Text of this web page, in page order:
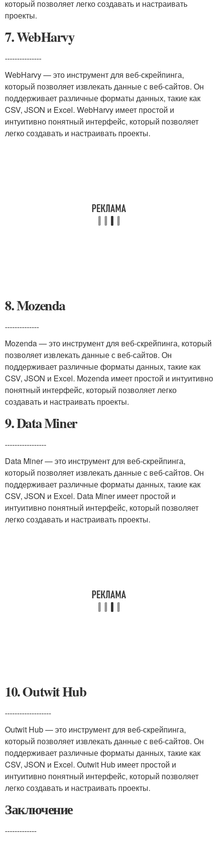
который позволяет легко создавать и настраивать
проекты.
7. WebHarvy
---------------
WebHarvy — это инструмент для веб-скрейпинга,
который позволяет извлекать данные с веб-сайтов. Он
поддерживает различные форматы данных, такие как
CSV, JSON и Excel. WebHarvy имеет простой и
интуитивно понятный интерфейс, который позволяет
легко создавать и настраивать проекты.
8. Mozenda
--------------
Mozenda — это инструмент для веб-скрейпинга, который
позволяет извлекать данные с веб-сайтов. Он
поддерживает различные форматы данных, такие как
CSV, JSON и Excel. Mozenda имеет простой и интуитивно
понятный интерфейс, который позволяет легко
создавать и настраивать проекты.
9. Data Miner
-----------------
Data Miner — это инструмент для веб-скрейпинга,
который позволяет извлекать данные с веб-сайтов. Он
поддерживает различные форматы данных, такие как
CSV, JSON и Excel. Data Miner имеет простой и
интуитивно понятный интерфейс, который позволяет
легко создавать и настраивать проекты.
10. Outwit Hub
-------------------
Outwit Hub — это инструмент для веб-скрейпинга,
который позволяет извлекать данные с веб-сайтов. Он
поддерживает различные форматы данных, такие как
CSV, JSON и Excel. Outwit Hub имеет простой и
интуитивно понятный интерфейс, который позволяет
легко создавать и настраивать проекты.
Заключение
-------------